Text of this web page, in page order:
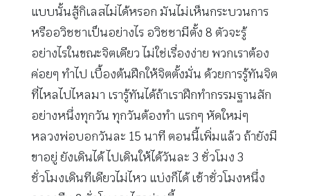
แบบนั้นสู้กิเลสไม่ได้หรอก มันไม่เห็นกระบวนการ
หรืออวิชชาเป็นอย่างไร อวิชชามีตั้ง 8 ตัวจะรู้
อย่างไรในขณะจิตเดียว ไม่ใช่เรื่องง่าย พวกเราต้อง
ค่อยๆ ทำไป เบื้องต้นฝึกให้จิตตั้งมั่น ด้วยการรู้ทันจิต
ที่ไหลไปไหลมา เรารู้ทันได้ถ้าเราฝึกทำกรรมฐานสัก
อย่างหนึ่งทุกวัน ทุกวันต้องทำ แรกๆ หัดใหม่ๆ
หลวงพ่อบอกวันละ 15 นาที ตอนนี้เพิ่มแล้ว ถ้ายังมี
ขาอยู่ ยังเดินได้ ไปเดินให้ได้วันละ 3 ชั่วโมง 3
ชั่วโมงเดินทีเดียวไม่ไหว แบ่งก็ได้ เช้าชั่วโมงหนึ่ง